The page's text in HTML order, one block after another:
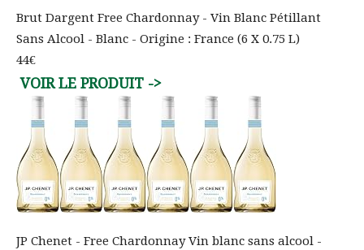
Brut Dargent Free Chardonnay - Vin Blanc Pétillant
Sans Alcool - Blanc - Origine : France (6 X 0.75 L)
44€
JP Chenet - Free Chardonnay Vin blanc sans alcool -